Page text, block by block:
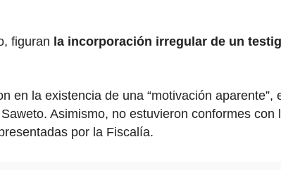
figuran la incorporación irregular de un
la existencia de una “motivación aparente”,
Asimismo, no estuvieron conformes
por la Fiscalía.